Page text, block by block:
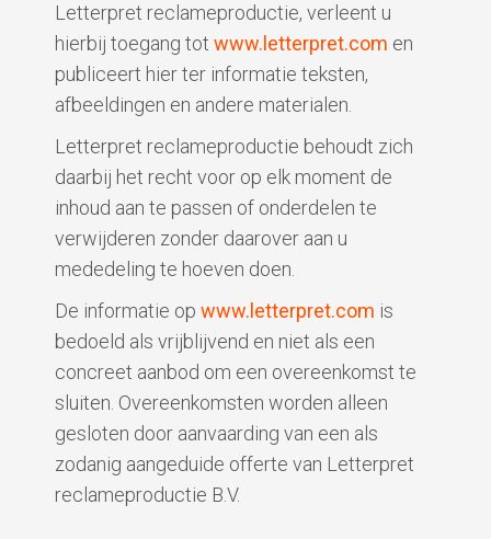
Letterpret reclameproductie, verleent u
hierbij toegang tot www.letterpret.com en
publiceert hier ter informatie teksten,
afbeeldingen en andere materialen.
Letterpret reclameproductie behoudt zich
daarbij het recht voor op elk moment de
inhoud aan te passen of onderdelen te
verwijderen zonder daarover aan u
mededeling te hoeven doen.
De informatie op www.letterpret.com is
bedoeld als vrijblijvend en niet als een
concreet aanbod om een overeenkomst te
sluiten. Overeenkomsten worden alleen
gesloten door aanvaarding van een als
zodanig aangeduide offerte van Letterpret
reclameproductie B.V.